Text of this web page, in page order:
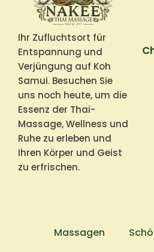
Ihr Zufluchtsort für
Entspannung und
Verjüngung auf Koh
Samui. Besuchen Sie
uns noch heute, um die
Essenz der Thai-
Massage, Wellness und
Ruhe zu erleben und
Ihren Körper und Geist
zu erfrischen.
Massagen